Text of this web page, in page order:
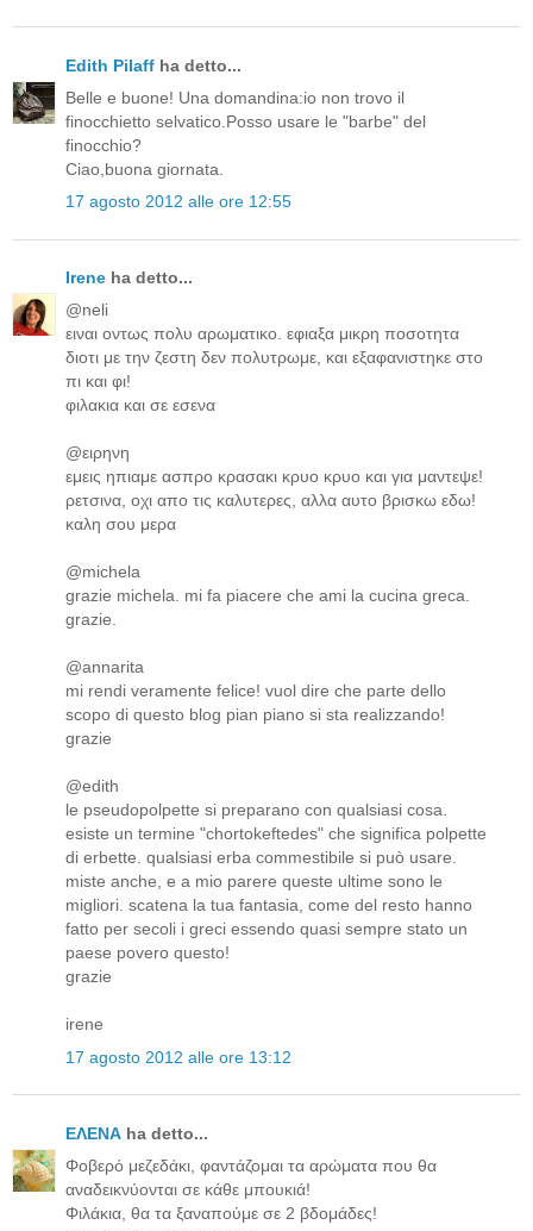
Edith Pilaff ha detto...
Belle e buone! Una domandina:io non trovo il
finocchietto selvatico.Posso usare le "barbe" del
finocchio?
Ciao,buona giornata.
17 agosto 2012 alle ore 12:55
Irene ha detto...
@neli
ειναι οντως πολυ αρωματικο. εφιαξα μικρη ποσοτητα
διοτι με την ζεστη δεν πολυτρωμε, και εξαφανιστηκε στο
πι και φι!
φιλακια και σε εσενα
@ειρηνη
εμεις ηπιαμε ασπρο κρασακι κρυο κρυο και για μαντεψε!
ρετσινα, οχι απο τις καλυτερες, αλλα αυτο βρισκω εδω!
καλη σου μερα
@michela
grazie michela. mi fa piacere che ami la cucina greca.
grazie.
@annarita
mi rendi veramente felice! vuol dire che parte dello
scopo di questo blog pian piano si sta realizzando!
grazie
@edith
le pseudopolpette si preparano con qualsiasi cosa.
esiste un termine "chortokeftedes" che significa polpette
di erbette. qualsiasi erba commestibile si può usare.
miste anche, e a mio parere queste ultime sono le
migliori. scatena la tua fantasia, come del resto hanno
fatto per secoli i greci essendo quasi sempre stato un
paese povero questo!
grazie
irene
17 agosto 2012 alle ore 13:12
ΕΛΕΝΑ ha detto...
Φοβερό μεζεδάκι, φαντάζομαι τα αρώματα που θα
αναδεικνύονται σε κάθε μπουκιά!
Φιλάκια, θα τα ξαναπούμε σε 2 βδομάδες!